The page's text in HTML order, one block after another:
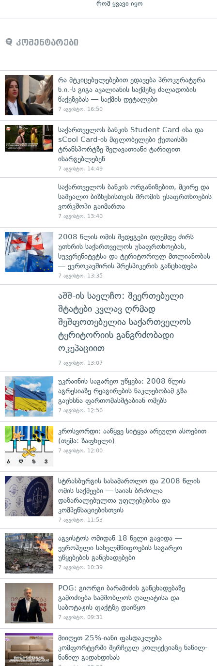
რომ ყვავი იყო
კომენტარები
რა მტკიცებულებებით ედავება პროკურატურა
ნ.ი.-ს გიგა ავალიანის საქმეზე ძალადობის
წაქეზებას — საქმის დეტალები
7 აგვისტო, 16:50
საქართველოს ბანკის Student Card-ისა და
sCool Card-ის მფლობელები ქუთაისში
ტრანსპორტზე შეღავათიანი ტარიფით
ისარგებლებენ
7 აგვისტო, 14:49
საქართველოს ბანკის ორგანიზებით, მცირე და
საშუალო ბიზნესისთვის შრომის უსაფრთხოების
ვორკშოპი გაიმართა
7 აგვისტო, 13:40
2008 წლის ომის შედეგები დღემდე ძირს
უთხრის საქართველოს უსაფრთხოებას,
სუვერენიტეტსა და ტერიტორიულ მთლიანობას
— ევროკავშირის პრესპიკერის განცხადება
7 აგვისტო, 13:35
აშშ-ის საელჩო: შეერთებული
შტატები კვლავ ღრმად
შეშფოთებულია საქართველოს
ტერიტორიის განგრძობადი
ოკუპაციით
7 აგვისტო, 13:07
უკრაინის საგარეო უწყება: 2008 წლის
აგრესიაზე რეაგირების ნაკლებობამ გზა
გაუხსნა ფართომასშტაბიან ომებს
7 აგვისტო, 12:50
კროსვორდი: ააწყვე სიტყვა არეული ასოებით
(თემა: ზაფხული)
7 აგვისტო, 12:00
სტრასბურგის სასამართლო და 2008 წლის
ომის საქმეები — საიას ბრძოლა
დაზარალებულთა უფლებებისა და
კომპენსაციებისთვის
7 აგვისტო, 11:53
აგვისტოს ომიდან 18 წელი გავიდა —
ევროპული სახელმწიფოების საგარეო
უწყებების განცხადებები
7 აგვისტო, 10:39
POG: გიორგი ბარამიძის განცხადებაზე
გამოძიება სამშობლოს ღალატისა და
საბოტაჟის ფაქტზე დაიწყო
7 აგვისტო, 09:31
მიიღეთ 25%-იანი ფასდაკლება
კომფორტერში შერჩეულ კოლექციაზე ნაწილ-
ნაწილ გადახდისას